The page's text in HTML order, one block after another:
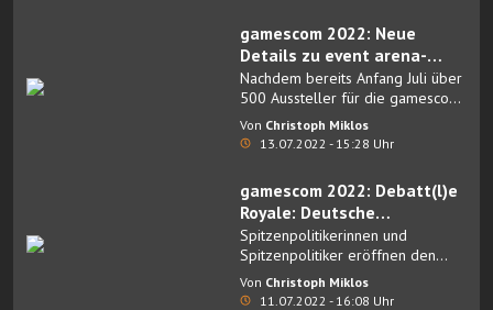
Teilnahme.
gamescom 2022: Neue
Details zu event arena-
Programm, Creator-
Programm und weiteren
Ausstellenden
Nachdem bereits Anfang Juli über
500 Aussteller für die gamescom
2022 bekannt gegeben werden
konnten, darunter mit KRAFTON,
Top-Unternehmen, die erstmals
mit einem Stand in der
entertainment area dabei sein
werden, folgen jetzt weitere
Informationen: So sind seit
vergangener Woche weitere
Von Christoph Miklos
13.07.2022 - 15:28 Uhr
gamescom 2022: Debatt(l)e
Royale: Deutsche
Spitzenpolitik beim
gamescom congress
Spitzenpolitikerinnen und
Spitzenpolitiker eröffnen den
gamescom congress 2022
Von Christoph Miklos
11.07.2022 - 16:08 Uhr